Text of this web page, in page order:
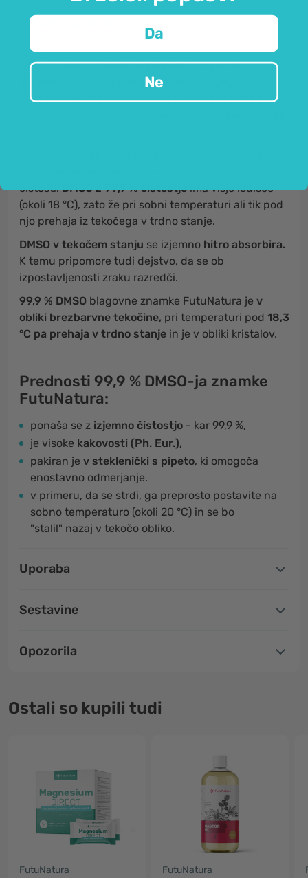
99,9 % DMSO – brezbarvna tekočina
visoke kakovosti.
DMSOoziromadimetil sulfoksidjeorganska
s kemijsko formulo
Nastane kot stranski proizvod v lesni industriji in se
čistosti.DMSO z 99,9 % čistostjoima višje ledišče
(okoli 18 °C), zato že pri sobni temperaturi ali tik pod
njo prehaja iz tekočega v trdno stanje.
DMSO v tekočem stanju se izjemno hitro absorbira.
K temu pripomore tudi dejstvo, da se ob
izpostavljenosti zraku razredči.
99,9 % DMSO blagovne znamke FutuNatura je v
obliki brezbarvne tekočine, pri temperaturi pod 18,3
°C pa prehaja v trdno stanje in je v obliki kristalov.
Prednosti 99,9 % DMSO-ja znamke
FutuNatura:
ponaša se z izjemno čistostjo - kar 99,9 %,
je visoke kakovosti (Ph. Eur.),
pakiran je v steklenički s pipeto, ki omogoča
enostavno odmerjanje.
v primeru, da se strdi, ga preprosto postavite na
sobno temperaturo (okoli 20 °C) in se bo
"stalil" nazaj v tekočo obliko.
Uporaba
Sestavine
Opozorila
Ostali so kupili tudi
FutuNatura FutuNatura
Da
Ne